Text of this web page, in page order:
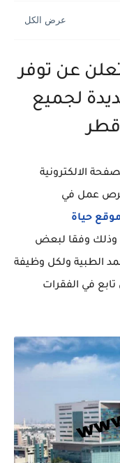
عن توفر
لجميع
قطر
الالكترونية
عمل في
حياة
وذلك وفقا لبعض
الطبية ولكل وظيفة
في الفقرات